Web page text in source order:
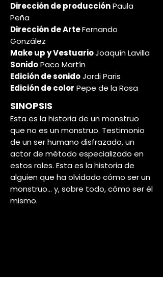
Dirección de producciónPaula
Peña
Dirección de ArteFernando
González
Make up y VestuarioJoaquín Lavilla
SonidoPaco Martín
Edición de sonidoJordi Paris
Edición de color Pepe de la Rosa
SINOPSIS
Esta es la historia de un monstruo
que no es un monstruo. Testimonio
de un ser humano disfrazado, un
actor de método especializado en
estos roles. Esta es la historia de
alguien que ha olvidado cómo ser un
monstruo... y, sobre todo, cómo ser él
mismo.